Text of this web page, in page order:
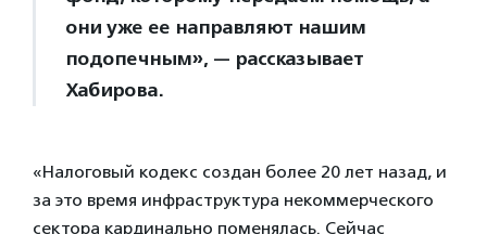
они уже ее направляют нашим
подопечным», — рассказывает
Хабирова.
«Налоговый кодекс создан более 20 лет назад, и
за это время инфраструктура некоммерческого
сектора кардинально поменялась. Сейчас